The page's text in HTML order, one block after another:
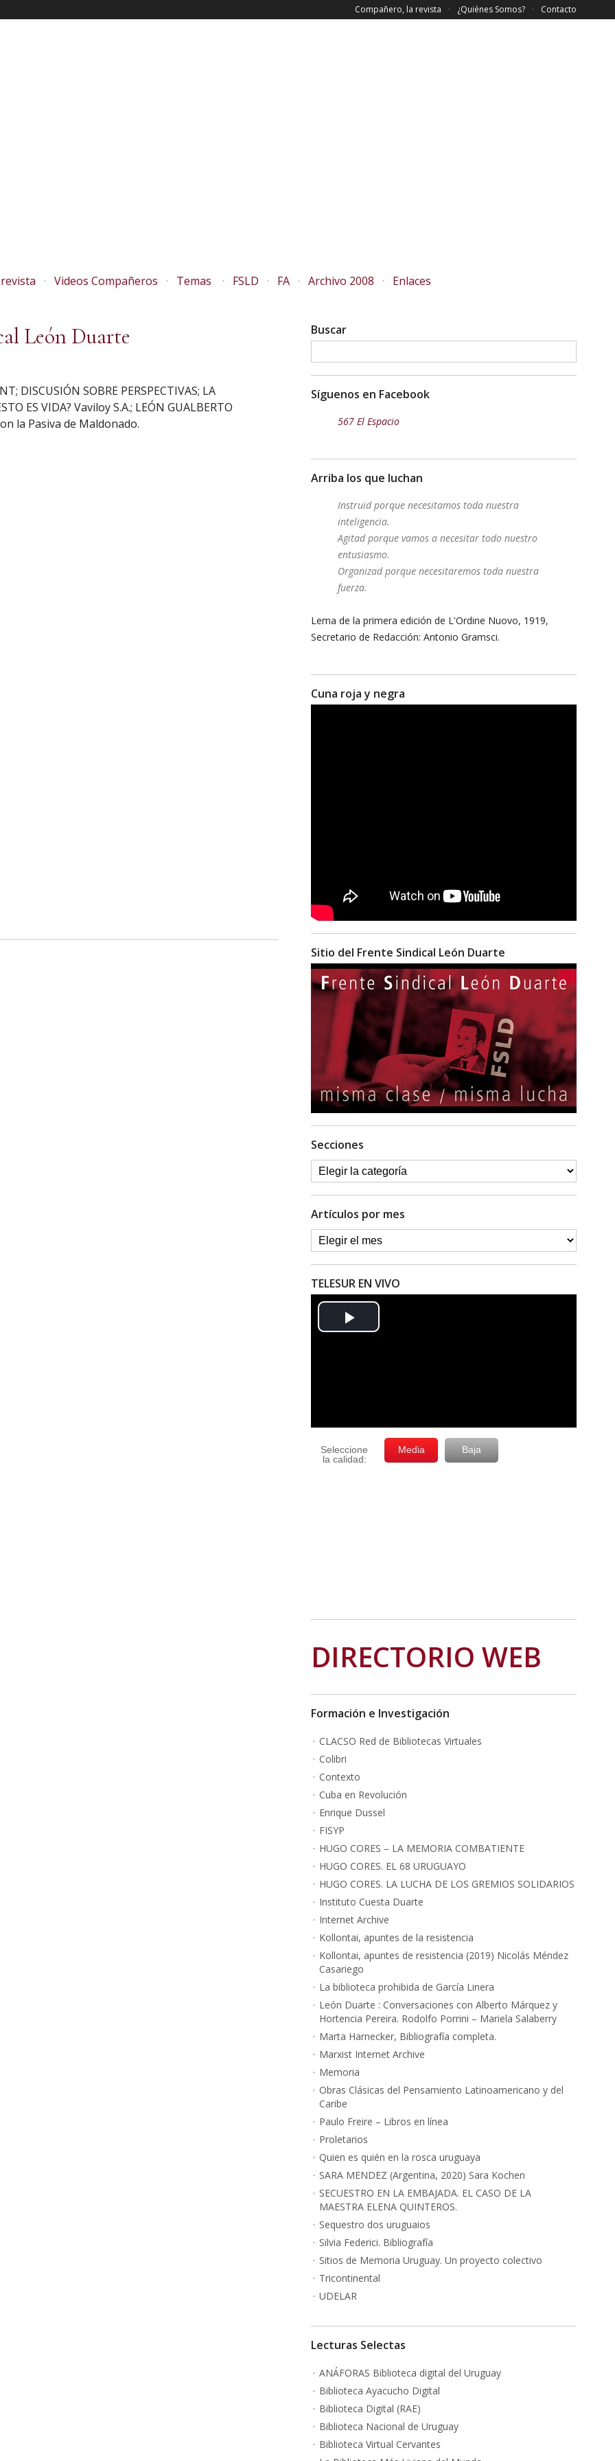
Compañero, la revista ¿Quiénes Somos? Contacto
Videos Compañeros Temas FSLD FA Archivo 2008 Enlaces
León Duarte
DISCUSIÓN SOBRE PERSPECTIVAS; LA
ES VIDA? Vaviloy S.A.; LEÓN GUALBERTO
la Pasiva de Maldonado.
Buscar
Síguenos en Facebook
567 El Espacio
Arriba los que luchan
Instruid porque necesitamos toda nuestra
inteligencia.
Agitad porque vamos a necesitar todo nuestro
entusiasmo.
Organizad porque necesitaremos toda nuestra
fuerza.
Lema de la primera edición de L'Ordine Nuovo, 1919,
Secretario de Redacción: Antonio Gramsci.
Cuna roja y negra
Sitio del Frente Sindical León Duarte
Secciones
Artículos por mes
TELESUR EN VIVO
DIRECTORIO WEB
Formación e Investigación
CLACSO Red de Bibliotecas Virtuales
Colibri
Contexto
Cuba en Revolución
Enrique Dussel
FISYP
HUGO CORES – LA MEMORIA COMBATIENTE
HUGO CORES. EL 68 URUGUAYO
HUGO CORES. LA LUCHA DE LOS GREMIOS SOLIDARIOS
Instituto Cuesta Duarte
Internet Archive
Kollontai, apuntes de la resistencia
Kollontai, apuntes de resistencia (2019) Nicolás Méndez
Casariego
La biblioteca prohibida de García Linera
León Duarte : Conversaciones con Alberto Márquez y
Hortencia Pereira. Rodolfo Porrini – Mariela Salaberry
Marta Harnecker, Bibliografía completa.
Marxist Internet Archive
Memoria
Obras Clásicas del Pensamiento Latinoamericano y del
Caribe
Paulo Freire – Libros en línea
Proletarios
Quien es quién en la rosca uruguaya
SARA MENDEZ (Argentina, 2020) Sara Kochen
SECUESTRO EN LA EMBAJADA. EL CASO DE LA
MAESTRA ELENA QUINTEROS.
Sequestro dos uruguaios
Silvia Federici. Bibliografía
Sitios de Memoria Uruguay. Un proyecto colectivo
Tricontinental
UDELAR
Lecturas Selectas
ANÁFORAS Biblioteca digital del Uruguay
Biblioteca Ayacucho Digital
Biblioteca Digital (RAE)
Biblioteca Nacional de Uruguay
Biblioteca Virtual Cervantes